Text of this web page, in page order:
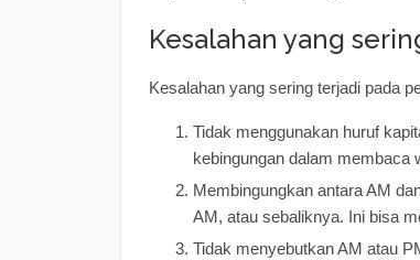
Kesalahan yang
Kesalahan yang sering terjadi pada
Tidak menggunakan huruf
kebingungan dalam membaca
Membingungkan antara AM
AM, atau sebaliknya. Ini bisa
Tidak menyebutkan AM atau